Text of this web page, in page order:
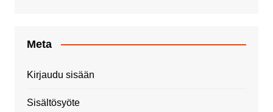
Meta
Kirjaudu sisään
Sisältösyöte